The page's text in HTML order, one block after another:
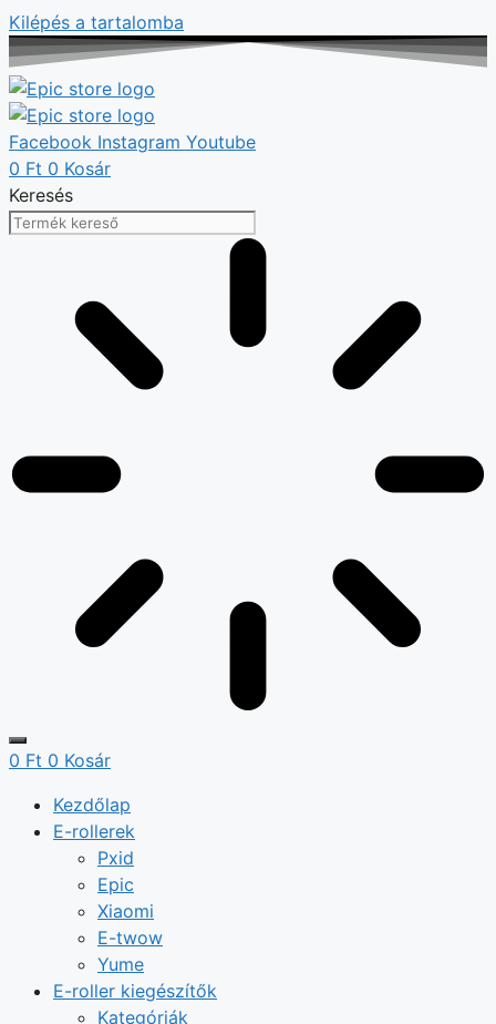
Kilépés a tartalomba
Facebook Instagram Youtube
0 Ft 0 Kosár
Keresés
0 Ft 0 Kosár
Kezdőlap
E-rollerek
Pxid
Epic
Xiaomi
E-twow
Yume
E-roller kiegészítők
Kategóriák